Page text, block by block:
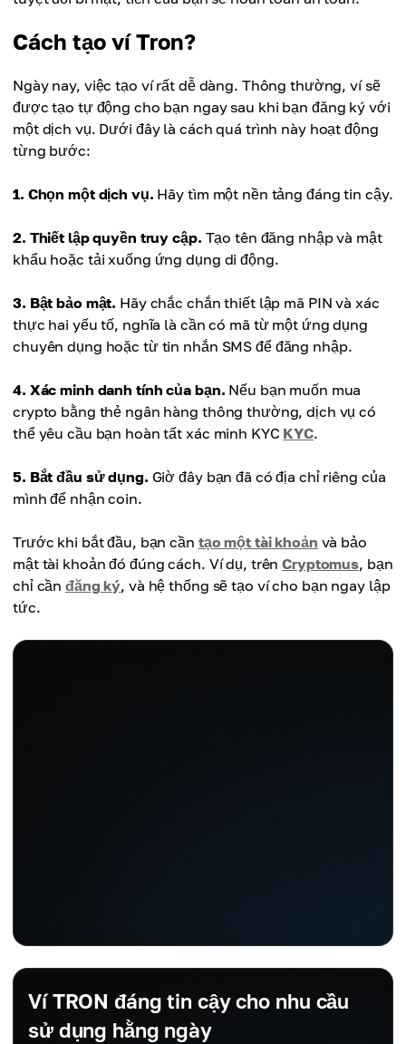
Cách tạo ví Tron?
Ngày nay, việc tạo ví rất dễ dàng. Thông thường, ví sẽ
được tạo tự động cho bạn ngay sau khi bạn đăng ký với
một dịch vụ. Dưới đây là cách quá trình này hoạt động
từng bước:
1. Chọn một dịch vụ. Hãy tìm một nền tảng đáng tin cậy.
2. Thiết lập quyền truy cập. Tạo tên đăng nhập và mật
khẩu hoặc tải xuống ứng dụng di động.
3. Bật bảo mật. Hãy chắc chắn thiết lập mã PIN và xác
thực hai yếu tố, nghĩa là cần có mã từ một ứng dụng
chuyên dụng hoặc từ tin nhắn SMS để đăng nhập.
4. Xác minh danh tính của bạn. Nếu bạn muốn mua
crypto bằng thẻ ngân hàng thông thường, dịch vụ có
thể yêu cầu bạn hoàn tất xác minh KYC KYC.
5. Bắt đầu sử dụng. Giờ đây bạn đã có địa chỉ riêng của
mình để nhận coin.
Trước khi bắt đầu, bạn cần tạo một tài khoản và bảo
mật tài khoản đó đúng cách. Ví dụ, trênCryptomus, bạn
chỉ cầnđăng ký, và hệ thống sẽ tạo ví cho bạn ngay lập
tức.
Ví TRON đáng tin cậy cho nhu cầu
sử dụng hằng ngày